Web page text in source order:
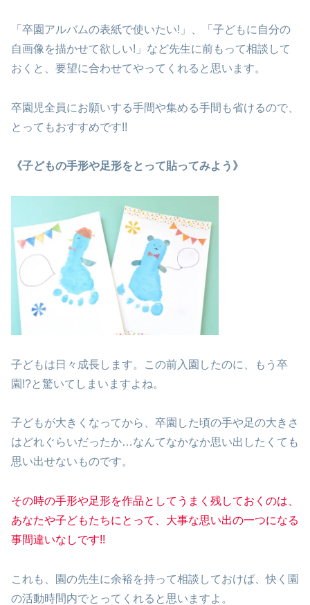
「卒園アルバムの表紙で使いたい!」、「子どもに自分の
自画像を描かせて欲しい!」など先生に前もって相談して
おくと、要望に合わせてやってくれると思います。
卒園児全員にお願いする手間や集める手間も省けるので、
とってもおすすめです!!
《子どもの手形や足形をとって貼ってみよう》
子どもは日々成長します。この前入園したのに、もう卒
園!?と驚いてしまいますよね。
子どもが大きくなってから、卒園した頃の手や足の大きさ
はどれぐらいだったか…なんてなかなか思い出したくても
思い出せないものです。
その時の手形や足形を作品としてうまく残しておくのは、
あなたや子どもたちにとって、大事な思い出の一つになる
事間違いなしです!!
これも、園の先生に余裕を持って相談しておけば、快く園
の活動時間内でとってくれると思いますよ。